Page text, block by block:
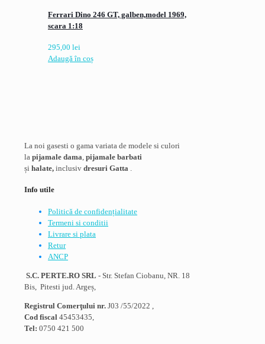
Ferrari Dino 246 GT, galben,model 1969,
scara 1:18
295,00 lei
Adaugă în coș
La noi gasesti o gama variata de modele si culori
la pijamale dama, pijamale barbati
și halate, inclusiv dresuri Gatta .
Info utile
Politică de confidențialitate
Termeni si conditii
Livrare si plata
Retur
ANCP
S.C. PERTE.RO SRL - Str. Stefan Ciobanu, NR. 18
Bis, Pitesti jud. Argeș,
Registrul Comerţului nr. J03 /55/2022 ,
Cod fiscal 45453435,
Tel: 0750 421 500